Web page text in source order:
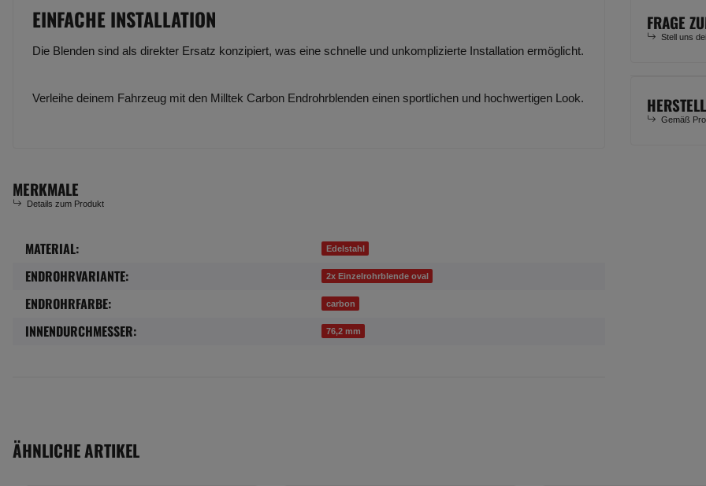
FRAGE
Stell uns
Gemäß
EINFACHE INSTALLATION
Die Blenden sind als direkter Ersatz konzipiert, was eine schnelle und unkomplizierte Installation ermöglicht.
Verleihe deinem Fahrzeug mit den Milltek Carbon Endrohrblenden einen sportlichen und hochwertigen Look.
MERKMALE
Details zum Produkt
Produkteigenschaft
Wert
MATERIAL: Edelstahl
ENDROHRVARIANTE: 2x Einzelrohrblende oval
ENDROHRFARBE: carbon
INNENDURCHMESSER: 76,2 mm
ÄHNLICHE ARTIKEL